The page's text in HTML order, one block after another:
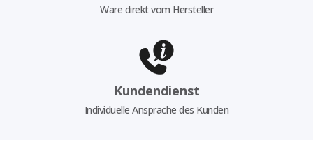
Ware direkt vom Hersteller
Kundendienst
Individuelle Ansprache des Kunden